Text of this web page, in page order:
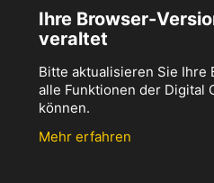
Ihre Browser-
veraltet
Bitte aktualisieren Sie Ihre
alle Funktionen der Digital
können.
Mehr erfahren